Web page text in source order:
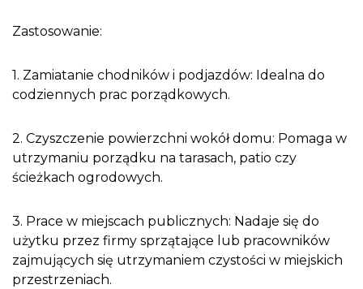
Zastosowanie:
1. Zamiatanie chodników i podjazdów: Idealna do
codziennych prac porządkowych.
2. Czyszczenie powierzchni wokół domu: Pomaga w
utrzymaniu porządku na tarasach, patio czy
ścieżkach ogrodowych.
3. Prace w miejscach publicznych: Nadaje się do
użytku przez firmy sprzątające lub pracowników
zajmujących się utrzymaniem czystości w miejskich
przestrzeniach.